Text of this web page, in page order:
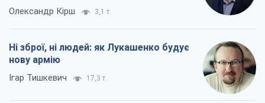
Олександр Кірш 3,1 т.
Ні зброї, ні людей: як Лукашенко будує
нову армію
Ігар Тишкевич 17,3 т.